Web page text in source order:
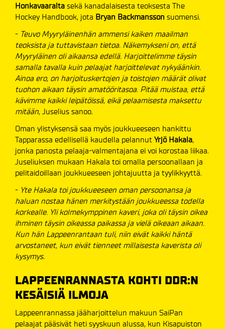
Honkavaaralta sekä kanadalaisesta teoksesta The
Hockey Handbook, jota Bryan Backmansson suomensi.
- Teuvo Myyryläinenhän ammensi kaiken maailman
teoksista ja tuttavistaan tietoa. Näkemykseni on, että
Myyryläinen oli aikaansa edellä. Harjoittelimme täysin
samalla tavalla kuin pelaajat harjoittelevat nykyäänkin.
Ainoa ero, on harjoituskertojen ja toistojen määrät olivat
tuohon aikaan täysin amatööritasoa. Pitää muistaa, että
kävimme kaikki leipätöissä, eikä pelaamisesta maksettu
mitään, Juselius sanoo.
Oman ylistyksensä saa myös joukkueeseen hankittu
Tapparassa edellisellä kaudella pelannut Yrjö Hakala,
jonka panosta pelaaja-valmentajana ei voi korostaa liikaa.
Juseliuksen mukaan Hakala toi omalla persoonallaan ja
pelitaidoillaan joukkueeseen johtajuutta ja tyylikkyyttä.
- Yte Hakala toi joukkueeseen oman persoonansa ja
haluan nostaa hänen merkitystään joukkueessa todella
korkealle. Yli kolmekymppinen kaveri, joka oli täysin oikea
ihminen täysin oikeassa paikassa ja vielä oikeaan aikaan.
Kun hän Lappeenrantaan tuli, niin eivät kaikki häntä
arvostaneet, kun eivät tienneet millaisesta kaverista oli
kysymys.
LAPPEENRANNASTA KOHTI DDR:N
KESÄISIÄ ILMOJA
Lappeenrannassa jääharjoittelun makuun SaiPan
pelaajat pääsivät heti syyskuun alussa, kun Kisapuiston